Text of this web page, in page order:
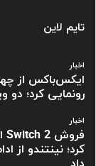
تایم لاین
اخبار
ایکس‌باکس از
رونمایی کرد؛ دو
اخبار
کرد؛ نینتندو از